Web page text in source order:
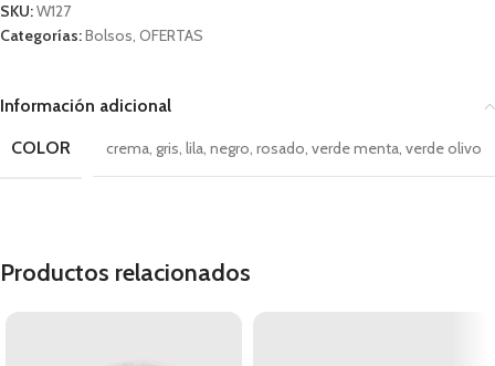
SKU:W127
Categorías:Bolsos, OFERTAS
Información adicional
COLOR
crema, gris, lila, negro, rosado, verde menta, verde olivo
Productos relacionados